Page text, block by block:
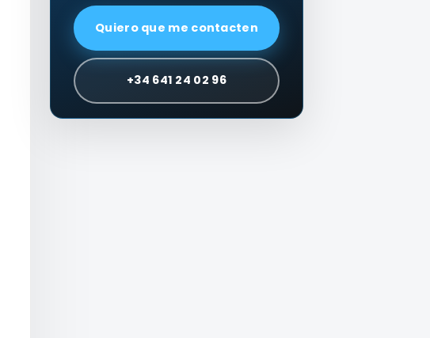
Quiero que me contacten
+34 641 24 02 96